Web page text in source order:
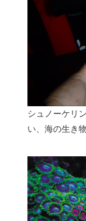
シュノーケリ
い、海の生き